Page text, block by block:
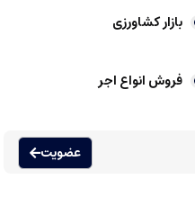
بازار کشاورزی
فروش انواع اجر
عضویت